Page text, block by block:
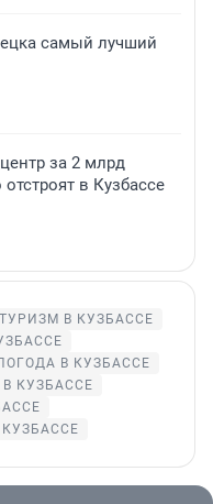
самый лучший
за 2 млрд
в Кузбассе
ТУРИЗМ В КУЗБАССЕ
В КУЗБАССЕ
КУЗБАССЕ